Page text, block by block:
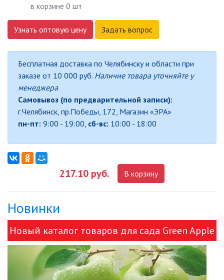
СВЕТИЛЬНИКИ ДЛЯ РОСТА
РАСТЕНИЙ (ФИТОСВЕТИЛЬНИКИ)
ЭЛЕКТРОМОНТАЖА
ДАТЧИКИ ДВИЖЕНИЯ И
ФОТОРЕЛЕ
ДЕКОРАТИВНЫЕ СВЕТИЛЬНИКИ
ИНФРАКРАСНЫЕ ЛАМПЫ
ИСТОЧНИКИ СВЕТА
в корзине 0 шт
Узнать оптовую цену Задать вопрос
Бесплатная доставка по Челябинску и области при
заказе от 10 000 руб. Наличие товара уточняйте у
менеджера
Самовывоз (по предварительной записи):
г.Челябинск, пр.Победы, 172, Магазин «ЭРА»
пн-пт: 9:00 - 19:00, сб-вс: 10:00 - 18:00
217.10 руб. В корзину
Новинки
Новый каталог товаров для сада Green Apple
и ЭРА!